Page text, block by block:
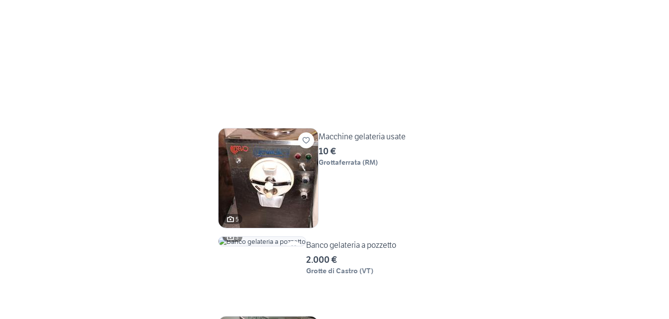
5
Macchine gelateria usate
10 €
Grottaferrata (RM)
3
Banco gelateria a pozzetto
2.000 €
Grotte di Castro (VT)